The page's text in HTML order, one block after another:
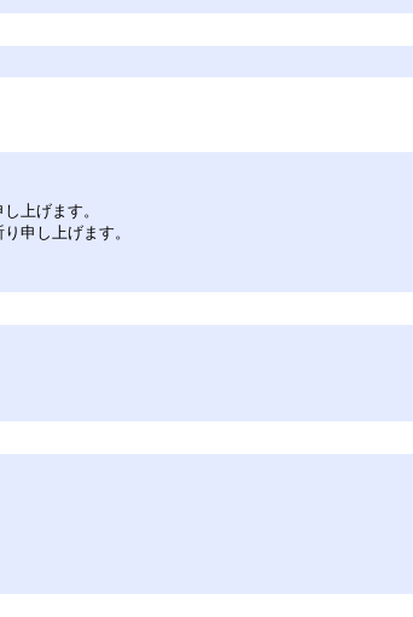
上げます。
申し上げます。